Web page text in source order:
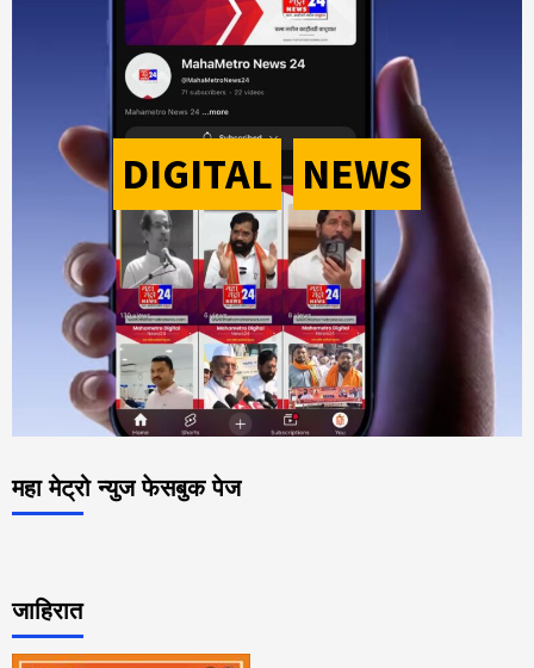
DIGITAL- NEWS
महा मेट्रो न्युज फेसबुक पेज
जाहिरात